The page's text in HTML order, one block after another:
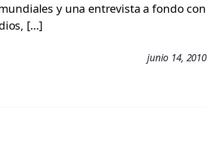
y una entrevista a fondo con
[…]
junio 14, 2010